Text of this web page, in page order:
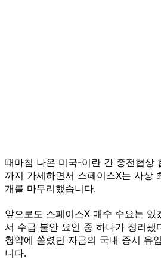
때마침 나온 미국-이란 간 종전협상
까지 가세하면서 스페이스X는 사상
개를 마무리했습니다.
앞으로도 스페이스X 매수 수요는 있
서 수급 불안 요인 중 하나가 정리됐
청약에 쏠렸던 자금의 국내 증시 유
니다.